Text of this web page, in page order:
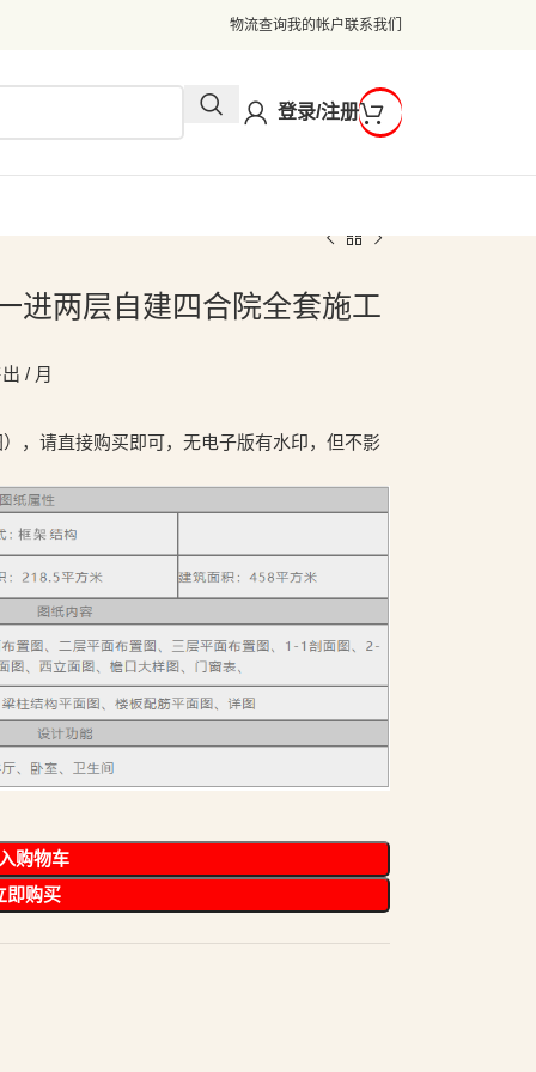
物流查询我的帐户联系我们
登录/注册
进两层自建四合院全套施工
/ 月
，请直接购买即可，无电子版有水印，但不影
购物车
即购买